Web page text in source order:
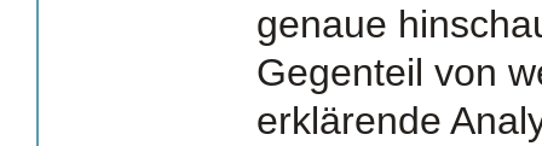
genaue
Gegenteil von
erklärende